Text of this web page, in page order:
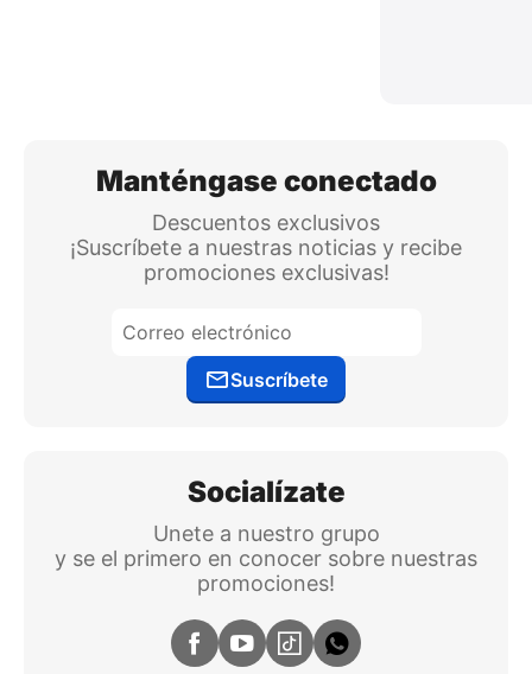
Manténgase conectado
Descuentos exclusivos
¡Suscríbete a nuestras noticias y recibe
promociones exclusivas!
Suscríbete
Socialízate
Unete a nuestro grupo
y se el primero en conocer sobre nuestras
promociones!